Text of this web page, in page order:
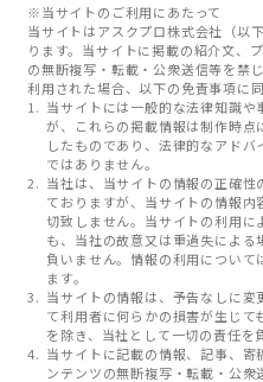
※当サイトのご利用にあたって
当サイトはアスクプロ株式会社（以
ります。当サイトに掲載の紹介文、
の無断複写・転載・公衆送信等を禁
利用された場合、以下の免責事項に
当サイトには一般的な法律知識
が、これらの掲載情報は制作時点
したものであり、法律的なアド
ではありません。
当社は、当サイトの情報の正確
ておりますが、当サイトの情報
切致しません。当サイトの利用に
も、当社の故意又は重過失による
負いません。情報の利用につい
ます。
当サイトの情報は、予告なしに変
て利用者に何らかの損害が生じ
を除き、当社として一切の責任を
当サイトに記載の情報、記事、寄
ンテンツの無断複写・転載・公衆